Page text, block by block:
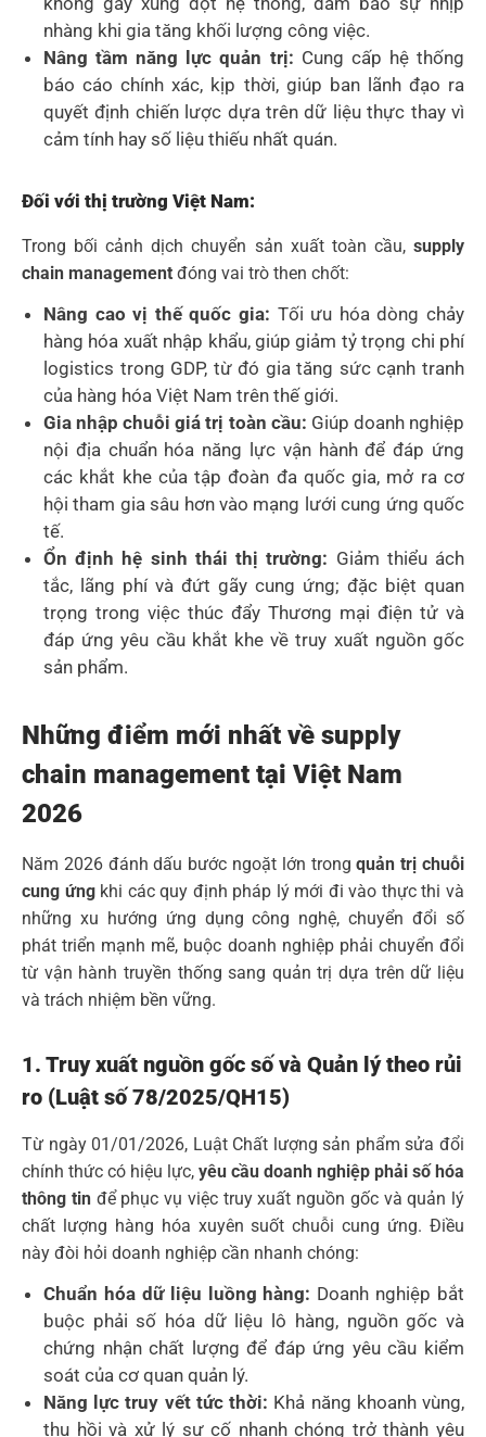
nhàng khi gia tăng khối lượng công việc.
Nâng tầm năng lực quản trị: Cung cấp hệ thống
báo cáo chính xác, kịp thời, giúp ban lãnh đạo ra
quyết định chiến lược dựa trên dữ liệu thực thay vì
cảm tính hay số liệu thiếu nhất quán.
Đối với thị trường Việt Nam:
Trong bối cảnh dịch chuyển sản xuất toàn cầu, supply
chain management đóng vai trò then chốt:
Nâng cao vị thế quốc gia: Tối ưu hóa dòng chảy
hàng hóa xuất nhập khẩu, giúp giảm tỷ trọng chi phí
logistics trong GDP, từ đó gia tăng sức cạnh tranh
của hàng hóa Việt Nam trên thế giới.
Gia nhập chuỗi giá trị toàn cầu: Giúp doanh nghiệp
nội địa chuẩn hóa năng lực vận hành để đáp ứng
các khắt khe của tập đoàn đa quốc gia, mở ra cơ
hội tham gia sâu hơn vào mạng lưới cung ứng quốc
tế.
Ổn định hệ sinh thái thị trường: Giảm thiểu ách
tắc, lãng phí và đứt gãy cung ứng; đặc biệt quan
trọng trong việc thúc đẩy Thương mại điện tử và
đáp ứng yêu cầu khắt khe về truy xuất nguồn gốc
sản phẩm.
Những điểm mới nhất về supply
chain management tại Việt Nam
2026
Năm 2026 đánh dấu bước ngoặt lớn trongquản trị chuỗi
cung ứngkhi các quy định pháp lý mới đi vào thực thi và
những xu hướng ứng dụng công nghệ, chuyển đổi số
phát triển mạnh mẽ, buộc doanh nghiệp phải chuyển đổi
từ vận hành truyền thống sang quản trị dựa trên dữ liệu
và trách nhiệm bền vững.
1. Truy xuất nguồn gốc số và Quản lý theo rủi
ro (Luật số 78/2025/QH15)
Từ ngày 01/01/2026, Luật Chất lượng sản phẩm sửa đổi
chính thức có hiệu lực, yêu cầu doanh nghiệp phải số hóa
thông tinđể phục vụ việc truy xuất nguồn gốc và quản lý
chất lượng hàng hóa xuyên suốt chuỗi cung ứng. Điều
này đòi hỏi doanh nghiệp cần nhanh chóng:
Chuẩn hóa dữ liệu luồng hàng: Doanh nghiệp bắt
buộc phải số hóa dữ liệu lô hàng, nguồn gốc và
chứng nhận chất lượng để đáp ứng yêu cầu kiểm
soát của cơ quan quản lý.
Năng lực truy vết tức thời: Khả năng khoanh vùng,
thu hồi và xử lý sự cố nhanh chóng trở thành yêu